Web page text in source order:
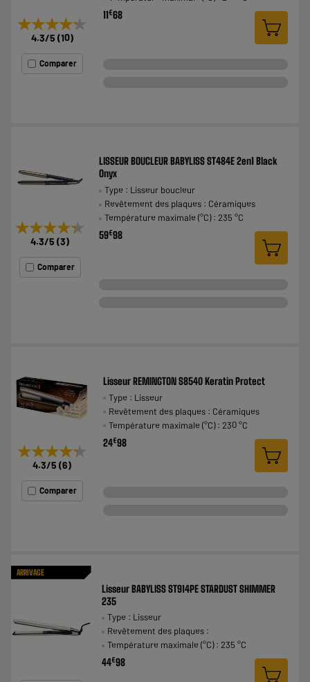
★★★★★
★★★★★
4.3/5 (10)
Comparer
11€68
★★★★★
★★★★★
4.3/5 (3)
Comparer
LISSEUR BOUCLEUR BABYLISS ST484E 2en1 Black
Onyx
Type : Lisseur boucleur
Revêtement des plaques : Céramiques
Température maximale (°C) : 235 °C
59€98
★★★★★
★★★★★
4.3/5 (6)
Comparer
Lisseur REMINGTON S8540 Keratin Protect
Type : Lisseur
Revêtement des plaques : Céramiques
Température maximale (°C) : 230 °C
24€98
ARRIVAGE
Lisseur BABYLISS ST914PE STARDUST SHIMMER
235
Type : Lisseur
Revêtement des plaques :
Température maximale (°C) : 235 °C
44€98